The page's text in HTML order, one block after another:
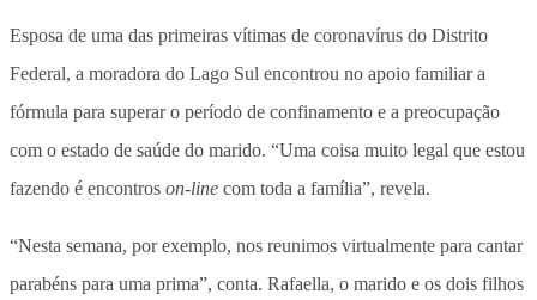
Esposa de uma das primeiras vítimas de coronavírus do Distrito
Federal, a moradora do Lago Sul encontrou no apoio familiar a
fórmula para superar o período de confinamento e a preocupação
com o estado de saúde do marido. “Uma coisa muito legal que estou
fazendo é encontros on-line com toda a família”, revela.
“Nesta semana, por exemplo, nos reunimos virtualmente para cantar
parabéns para uma prima”, conta. Rafaella, o marido e os dois filhos